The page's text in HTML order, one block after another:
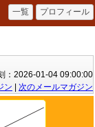
：2026-01-04 09:00:00
ン
次のメールマガジン